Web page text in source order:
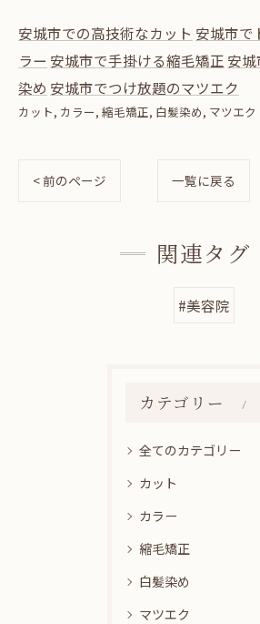
安城市での高技術なカット 安城市で
ラー 安城市で手掛ける縮毛矯正 安
染め 安城市でつけ放題のマツエク
カット カラー 縮毛矯正 白髪染め マツエク
< 前のページ 一覧に戻る
関連タグ
#美容院
カテゴリー
全てのカテゴリー
カット
カラー
縮毛矯正
白髪染め
マツエク